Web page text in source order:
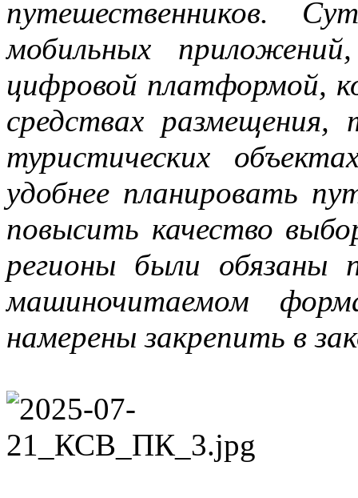
путешественников.
мобильных
цифровой платформой,
средствах
туристических
удобнее планировать
повысить качество
регионы были обязаны
машиночитаемом
намерены закрепить в